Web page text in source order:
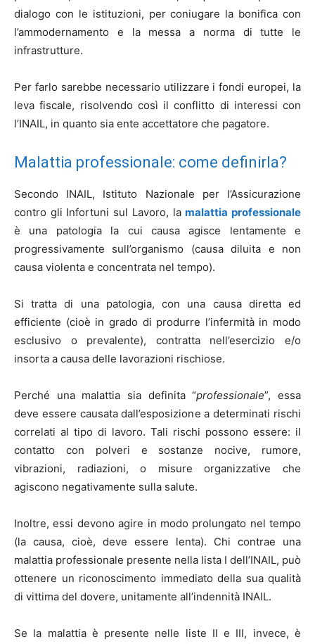
dialogo con le istituzioni, per coniugare la bonifica con
l’ammodernamento e la messa a norma di tutte le
infrastrutture.
Per farlo sarebbe necessario utilizzare i fondi europei, la
leva fiscale, risolvendo così il conflitto di interessi con
l’INAIL, in quanto sia ente accettatore che pagatore.
Malattia professionale: come definirla?
Secondo INAIL, Istituto Nazionale per l’Assicurazione
contro gli Infortuni sul Lavoro, lamalattia professionale
è una patologia la cui causa agisce lentamente e
progressivamente sull’organismo (causa diluita e non
causa violenta e concentrata nel tempo).
Si tratta di una patologia, con una causa diretta ed
efficiente (cioè in grado di produrre l’infermità in modo
esclusivo o prevalente), contratta nell’esercizio e/o
insorta a causa delle lavorazioni rischiose.
Perché una malattia sia definita “professionale”, essa
deve essere causata dall’esposizione a determinati rischi
correlati al tipo di lavoro. Tali rischi possono essere: il
contatto con polveri e sostanze nocive, rumore,
vibrazioni, radiazioni, o misure organizzative che
agiscono negativamente sulla salute.
Inoltre, essi devono agire in modo prolungato nel tempo
(la causa, cioè, deve essere lenta). Chi contrae una
malattia professionale presente nella lista I dell’INAIL, può
ottenere un riconoscimento immediato della sua qualità
di vittima del dovere, unitamente all’indennità INAIL.
Se la malattia è presente nelle liste II e III, invece, è